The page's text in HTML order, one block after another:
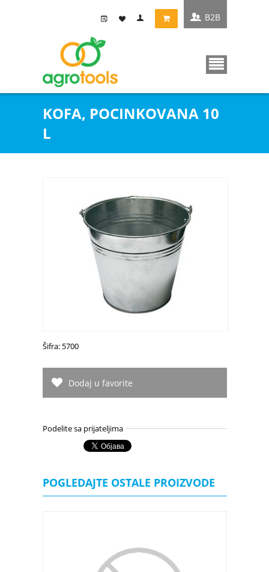
KOFA, POCINKOVANA 10
L
B2B
Šifra: 5700
Dodaj u favorite
Podelite sa prijateljima
POGLEDAJTE OSTALE PROIZVODE